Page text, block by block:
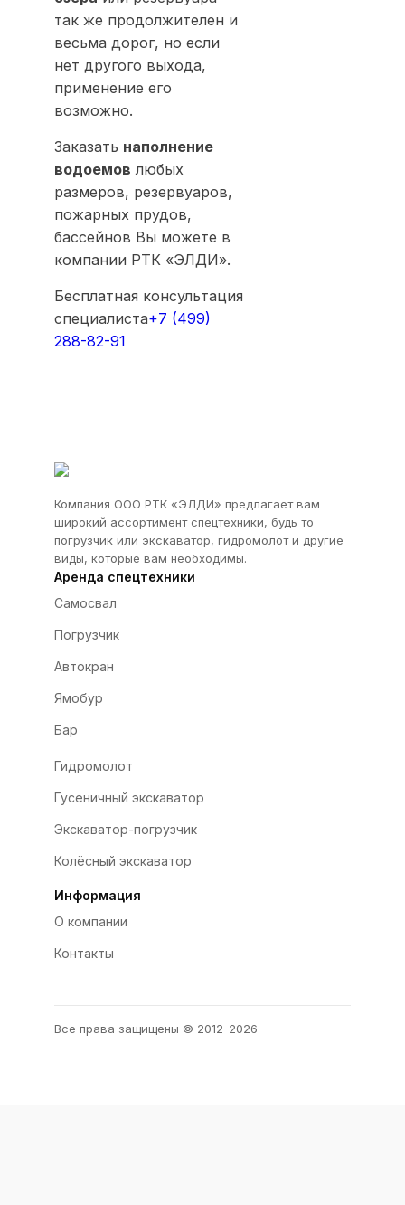
так же продолжителен и
весьма дорог, но если
нет другого выхода,
применение его
возможно.
Заказать наполнение
водоемов любых
размеров, резервуаров,
пожарных прудов,
бассейнов Вы можете в
компании РТК «ЭЛДИ».
Бесплатная консультация
специалиста+7 (499)
288-82-91
Компания ООО РТК «ЭЛДИ» предлагает вам
широкий ассортимент спецтехники, будь то
погрузчик или экскаватор, гидромолот и другие
виды, которые вам необходимы.
Аренда спецтехники
Самосвал
Погрузчик
Автокран
Ямобур
Бар
Гидромолот
Гусеничный экскаватор
Экскаватор-погрузчик
Колёсный экскаватор
Информация
О компании
Контакты
Все права защищены © 2012-2026